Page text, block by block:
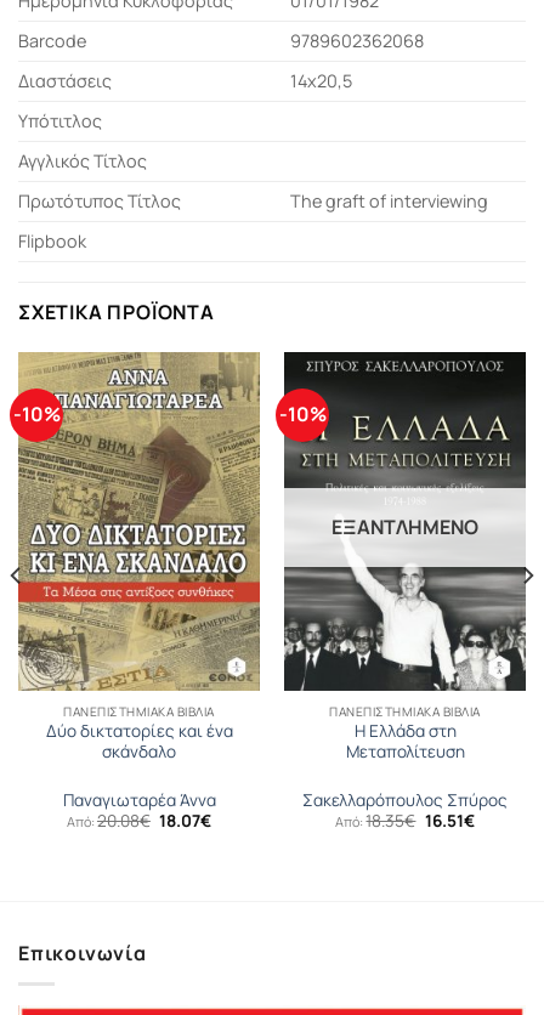
Barcode
9789602362068
Διαστάσεις
14x20,5
Υπότιτλος
Αγγλικός Τίτλος
Πρωτότυπος Τίτλος
The graft of interviewing
Flipbook
ΣΧΕΤΙΚΆ ΠΡΟΪΌΝΤΑ
-10%
ΠΑΝΕΠΙΣΤΗΜΙΑΚΑ ΒΙΒΛΙΑ
Δύο δικτατορίες και ένα
σκάνδαλο
Παναγιωταρέα Άννα
Από: 20.08€ Original
price
18.07€Η
-10%
ΕΞΑΝΤΛΗΜΈΝΟ
ΠΑΝΕΠΙΣΤΗΜΙΑΚΑ ΒΙΒΛΙΑ
Η Ελλάδα στη
Μεταπολίτευση
Σακελλαρόπουλος Σπύρος
Από:18.35€ Original
price
16.51€Η
Επικοινωνία